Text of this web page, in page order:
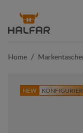
springen
Home /
NEW